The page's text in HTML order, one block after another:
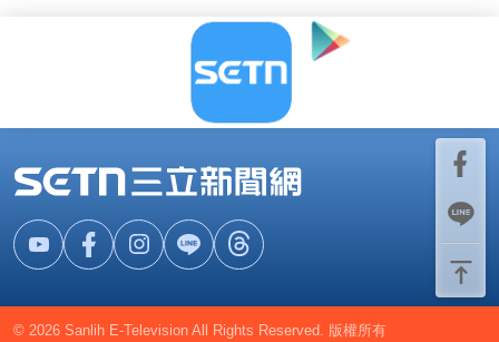
© 2026 Sanlih E-Television All Rights Reserved. 版權所有